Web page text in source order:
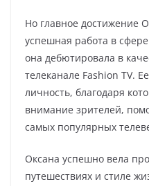
Но главное достижение
успешная работа в
она дебютировала в
телеканале Fashion TV.
личность, благодаря
внимание зрителей,
самых популярных
Оксана успешно вела
путешествиях и стиле